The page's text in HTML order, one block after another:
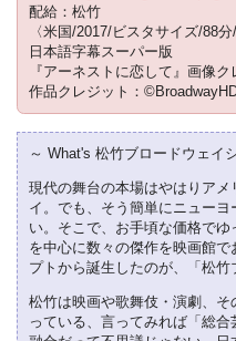
配給：松竹
〈米国/2017/ビスタサイズ/88分/
日本語字幕スーパー版
『アーネストに恋して』画像
作品クレジット：
～ What's 松竹ブロードウェイ
現代の舞台の本場はやはりア
イ。でも、そう簡単にニュー
い。そこで、お手頃な価格で
を中心に数々の傑作を映画館
プトから誕生したのが、「松竹
松竹は映画や歌舞伎・演劇、
っている、言ってみれば「総